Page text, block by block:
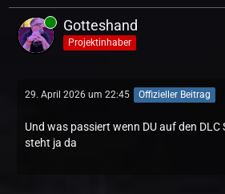
Gotteshand
Projektinhaber
29. April 2026 um 22:45 Offizieller Beitrag
Und was passiert wenn DU auf den DLC
steht ja da